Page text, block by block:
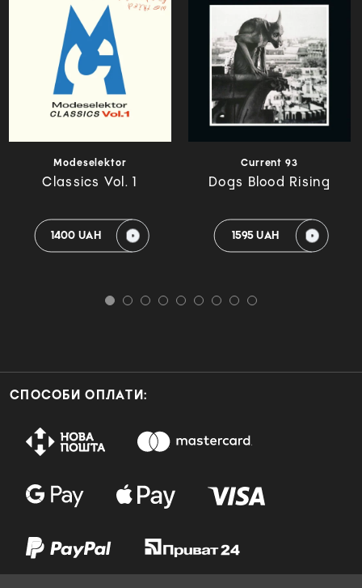
Modeselektor
Classics Vol. 1
1400 UAH
Current 93
Dogs Blood Rising
1595 UAH
СПОСОБИ ОПЛАТИ: